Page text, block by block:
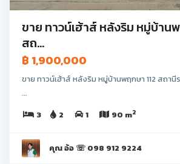
ขาย ทาวน์เฮ้าส์ หลังริม หมู่บ้าน
สถ...
฿ 1,900,000
ขาย ทาวน์เฮ้าส์ หลังริม หมู่บ้านพฤกษา 112 สถา
...
3
2 1 90 m2
คุณ อ้อ ☏ 098 912 9224